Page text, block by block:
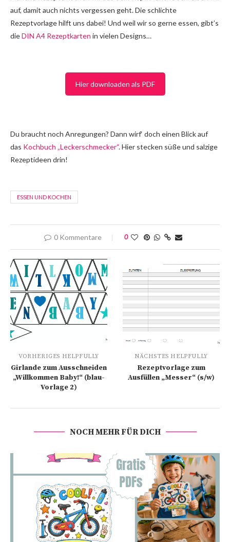
auf, damit auch nichts vergessen geht. Die schlichte
Rezeptvorlage hilft uns dabei! Und weil wir so gerne essen, gibt’s
dieDIN A4 Rezeptkarten in vielen Designs…
Hier downloaden als PDF
Du braucht noch Anregungen? Dann wirf‘ doch einen Blick auf
das Kochbuch „Leckerschmecker“. Hier stecken süße und salzige
Rezeptideen drin!
ESSEN UND KOCHEN
0 Kommentare 0
VORHERIGES HELPFULLY
Girlande zum Ausschneiden
„Willkommen Baby!“ (blau-
Vorlage 2)
NÄCHSTES HELPFULLY
Rezeptvorlage zum
Ausfüllen „Messer“ (s/w)
NOCH MEHR FÜR DICH